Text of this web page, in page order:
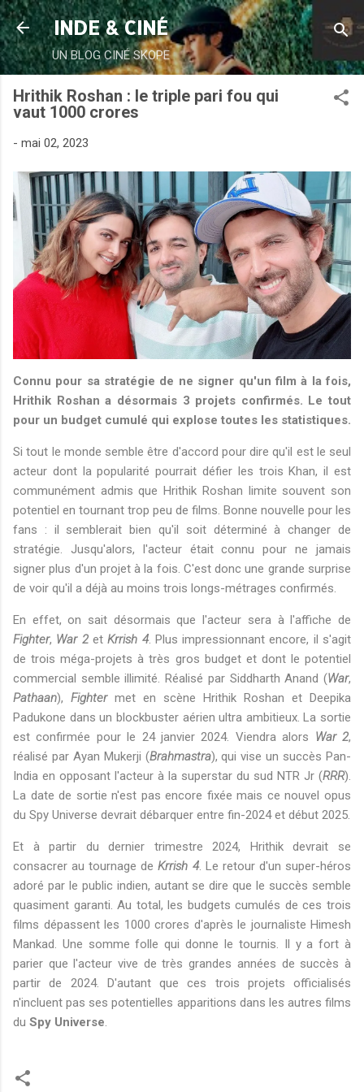
Accéder au contenu principal
INDE & CINÉ
UN BLOG CINÉ SKOPE
Hrithik Roshan : le triple pari fou qui
vaut 1000 crores
- mai 02, 2023
Connu pour sa stratégie de ne signer qu'un film à la fois,
Hrithik Roshan a désormais 3 projets confirmés. Le tout
pour un budget cumulé qui explose toutes les statistiques.
Si tout le monde semble être d'accord pour dire qu'il est le seul
acteur dont la popularité pourrait défier les trois Khan, il est
communément admis que Hrithik Roshan limite souvent son
potentiel en tournant trop peu de films. Bonne nouvelle pour les
fans : il semblerait bien qu'il soit déterminé à changer de
stratégie. Jusqu'alors, l'acteur était connu pour ne jamais
signer plus d'un projet à la fois. C'est donc une grande surprise
de voir qu'il a déjà au moins trois longs-métrages confirmés.
En effet, on sait désormais que l'acteur sera à l'affiche de
Fighter, War 2etKrrish 4. Plus impressionnant encore, il s'agit
de trois méga-projets à très gros budget et dont le potentiel
commercial semble illimité. Réalisé par Siddharth Anand (War,
Pathaan), Fightermet en scène Hrithik Roshan et Deepika
Padukone dans un blockbuster aérien ultra ambitieux. La sortie
est confirmée pour le 24 janvier 2024. Viendra alors War 2,
réalisé par Ayan Mukerji (Brahmastra), qui vise un succès Pan-
India en opposant l'acteur à la superstar du sud NTR Jr (RRR).
La date de sortie n'est pas encore fixée mais ce nouvel opus
du Spy Universe devrait débarquer entre fin-2024 et début 2025.
Et à partir du dernier trimestre 2024, Hrithik devrait se
consacrer au tournage deKrrish 4. Le retour d'un super-héros
adoré par le public indien, autant se dire que le succès semble
quasiment garanti. Au total, les budgets cumulés de ces trois
films dépassent les 1000 crores d'après le journaliste Himesh
Mankad. Une somme folle qui donne le tournis. Il y a fort à
parier que l'acteur vive de très grandes années de succès à
partir de 2024. D'autant que ces trois projets officialisés
n'incluent pas ses potentielles apparitions dans les autres films
du Spy Universe.